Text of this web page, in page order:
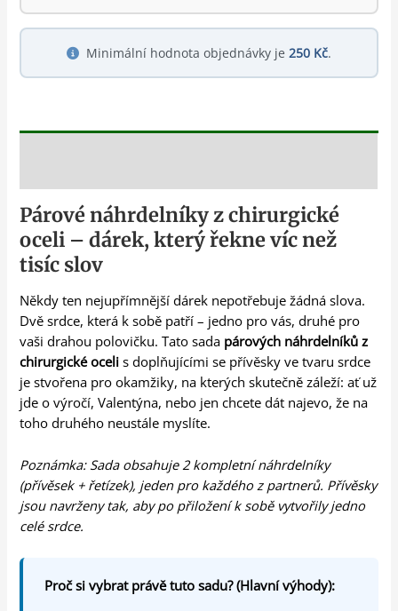
Minimální hodnota objednávky je 250 Kč.
Párové náhrdelníky z chirurgické
oceli – dárek, který řekne víc než
tisíc slov
Někdy ten nejupřímnější dárek nepotřebuje žádná slova.
Dvě srdce, která k sobě patří – jedno pro vás, druhé pro
vaši drahou polovičku. Tato sada párových náhrdelníků z
chirurgické oceli s doplňujícími se přívěsky ve tvaru srdce
je stvořena pro okamžiky, na kterých skutečně záleží: ať už
jde o výročí, Valentýna, nebo jen chcete dát najevo, že na
toho druhého neustále myslíte.
Poznámka: Sada obsahuje 2 kompletní náhrdelníky
(přívěsek + řetízek), jeden pro každého z partnerů. Přívěsky
jsou navrženy tak, aby po přiložení k sobě vytvořily jedno
celé srdce.
Proč si vybrat právě tuto sadu? (Hlavní výhody):